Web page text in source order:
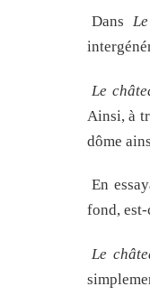
Dans
Le
Ainsi, à
dôme
En
fond,
Le